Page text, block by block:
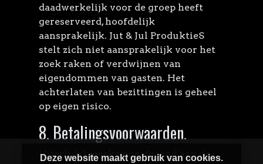
daadwerkelijk voor de groep heeft
gereserveerd, hoofdelijk
aansprakelijk. Jut & Jul ProduktieS
stelt zich niet aansprakelijk voor het
zoek raken of verdwijnen van
eigendommen van gasten. Het
achterlaten van bezittingen is geheel
op eigen risico.
8. Betalingsvoorwaarden.
Uiterlijk 1 week voorafgaand aan de
Deze website maakt gebruik van cookies.